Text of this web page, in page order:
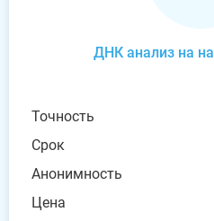
ДНК анализ на
Точность
Срок
Анонимность
Цена